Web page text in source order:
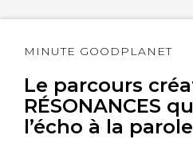
MINUTE GOODPLANET
Le parcours
RÉSONANCES
l’écho à la
Lire